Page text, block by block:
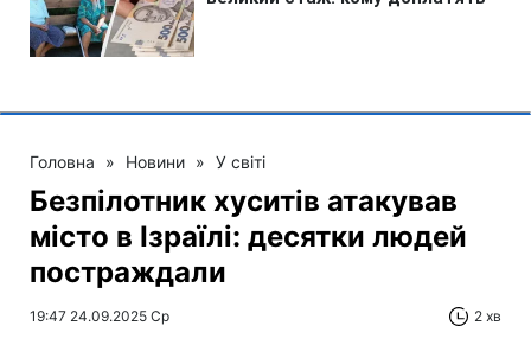
Головна » Новини » У світі
Безпілотник хуситів атакував
місто в Ізраїлі: десятки людей
постраждали
19:47 24.09.2025 Ср 2 хв